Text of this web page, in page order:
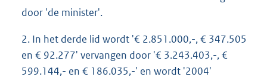
door 'de minister'.
2. In het derde lid wordt '€ 2.851.000,-, € 347.505
en € 92.277' vervangen door '€ 3.243.403,-, €
599.144,- en € 186.035,-' en wordt '2004'